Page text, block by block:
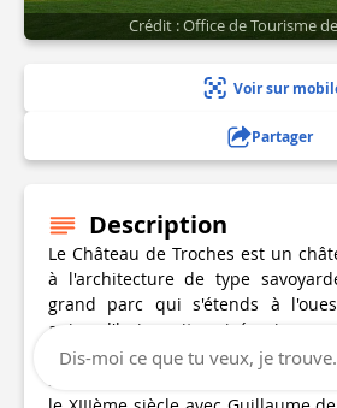
Crédit : Office de Tourisme
Voir sur
Partager
Description
Le Château de Troches est un
à l'architecture de type
grand parc qui s'étends à
aujourd'hui un site privé qui ne se
Les bases du Château de
siècle. La famille noble de Troches
Dis-moi ce que tu veux, je